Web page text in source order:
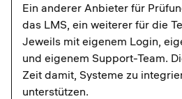
Ein anderer Anbieter für
das LMS, ein weiterer für die
Jeweils mit eigenem Login,
und eigenem Support-Team.
Zeit damit, Systeme zu
unterstützen.